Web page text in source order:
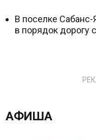
В поселке
в порядок дорогу
АФИША